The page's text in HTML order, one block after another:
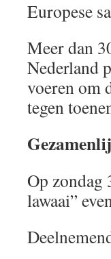
Europese
Meer dan
Nederland
voeren om
tegen
Op zondag
lawaai”